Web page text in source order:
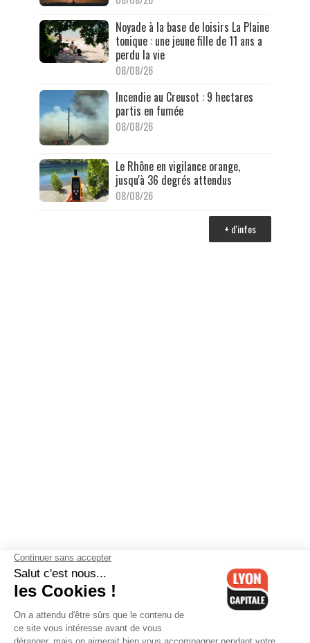
Noyade à la base de loisirs La Plaine
tonique : une jeune fille de 11 ans a
perdu la vie
08/08/26
Incendie au Creusot : 9 hectares
partis en fumée
08/08/26
Le Rhône en vigilance orange,
jusqu'à 36 degrés attendus
08/08/26
+ d'infos